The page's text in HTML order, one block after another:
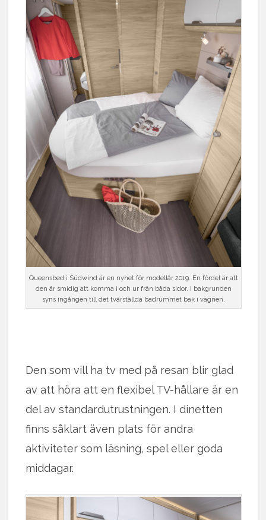
Queensbed i Südwind är en nyhet för modellår 2019. En fördel är att
den är smidig att komma i och ur från båda sidor. I bakgrunden
syns ingången till det tvärställda badrummet bak i vagnen.
Den som vill ha tv med på resan blir glad
av att höra att en flexibel TV-hållare är en
del av standardutrustningen. I dinetten
finns såklart även plats för andra
aktiviteter som läsning, spel eller goda
middagar.